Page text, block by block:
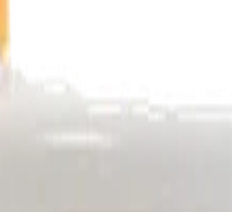
авто 700 мл